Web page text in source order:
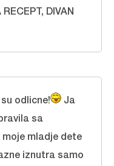
DIVAN
odlicne!
Ja
sa
mladje dete
iznutra samo